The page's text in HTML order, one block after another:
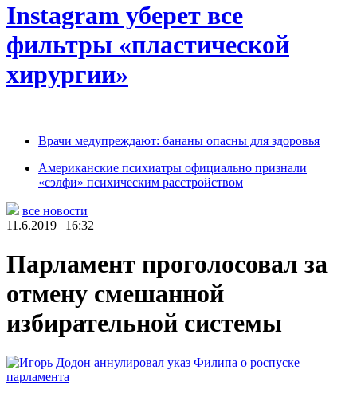
Instagram уберет все
фильтры «пластической
хирургии»
Врачи медупреждают: бананы опасны для здоровья
Американские психиатры официально признали
«сэлфи» психическим расстройством
все новости
11.6.2019 | 16:32
Парламент проголосовал за
отмену смешанной
избирательной системы